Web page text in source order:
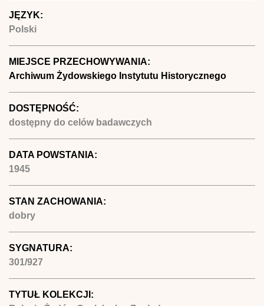
JĘZYK:
Polski
MIEJSCE PRZECHOWYWANIA:
Archiwum Żydowskiego Instytutu Historycznego
DOSTĘPNOŚĆ:
dostępny do celów badawczych
DATA POWSTANIA:
1945
STAN ZACHOWANIA:
dobry
SYGNATURA:
301/927
TYTUŁ KOLEKCJI: